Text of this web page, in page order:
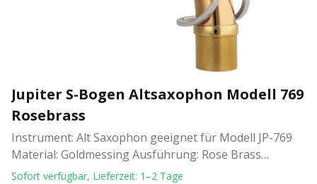
Jupiter S-Bogen Altsaxophon Modell 769
Rosebrass
Instrument: Alt Saxophon geeignet für Modell JP-769
Material: Goldmessing Ausführung: Rose Brass
Original Jupiter
Sofort verfügbar, Lieferzeit: 1–2 Tage